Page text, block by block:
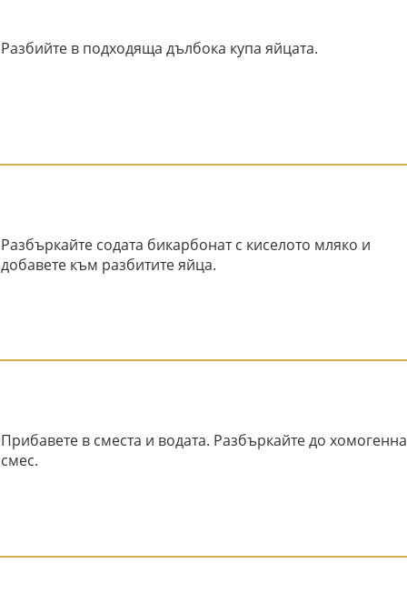
Разбийте в подходяща дълбока купа яйцата.
Разбъркайте содата бикарбонат с киселото мляко и
добавете към разбитите яйца.
Прибавете в сместа и водата. Разбъркайте до хомогенна
смес.